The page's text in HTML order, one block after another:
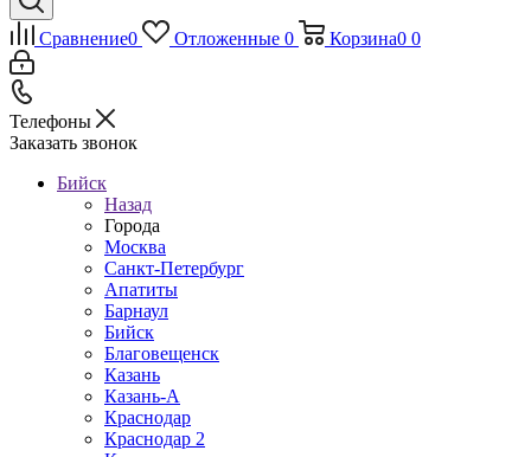
Сравнение0 Отложенные 0 Корзина0 0
Телефоны
Заказать звонок
Бийск
Назад
Города
Москва
Санкт-Петербург
Апатиты
Барнаул
Бийск
Благовещенск
Казань
Казань-А
Краснодар
Краснодар 2